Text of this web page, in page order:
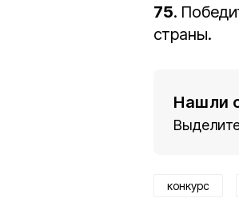
75.
страны.
Нашли
конкурс